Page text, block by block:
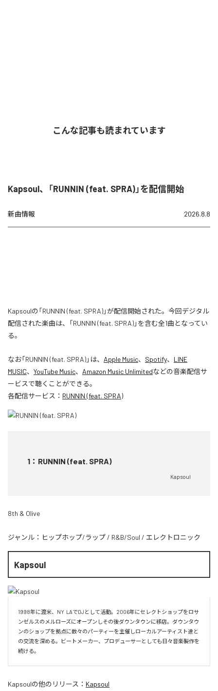
こんな記事も読まれています
Kapsoul、「RUNNIN (feat. SPRA)」を配信開始
新曲情報 2026.8.8
Kapsoulの「RUNNIN (feat. SPRA)」が配信開始された。今回デジタル
配信された楽曲は、「RUNNIN (feat. SPRA)」を含む全1曲となってい
る。
なお「RUNNIN (feat. SPRA)」は、 Apple Music、 Spotify、 LINE
MUSIC、 YouTube Music、 Amazon Music Unlimitedなどの音楽配信サ
ービスで聴くことができる。
各配信サービス： RUNNIN (feat. SPRA)
1 ： RUNNIN (feat. SPRA)
Kapsoul
8th & Olive
ジャンル： ヒップホップ/ラップ / R&B/Soul / エレクトロニック
Kapsoul
1998年に渡米、NY  LAでDJとして活動。2006年にセレクトショップをロサ
ンゼルスのメルローズにオープンしその後ダウンタウンに移店。ダウンタウ
ンのショップを拠点に数々のパーティーを主催しローカルアーティスト達と
の交流を深める。ビートメーカー、プロデューサーとしても日々音楽製作を
続ける。
Kapsoulの他のリリース： Kapsoul